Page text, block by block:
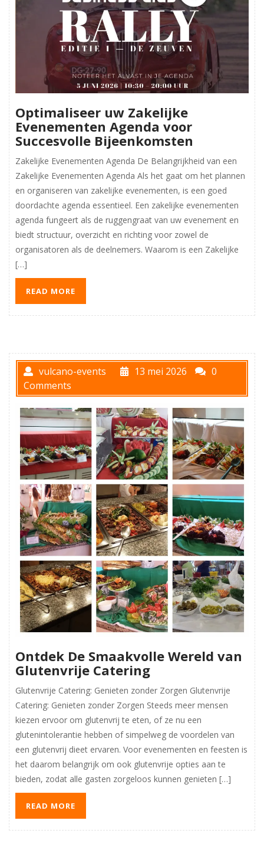
Optimaliseer uw Zakelijke
Evenementen Agenda voor
Succesvolle Bijeenkomsten
Zakelijke Evenementen Agenda De Belangrijkheid van een
Zakelijke Evenementen Agenda Als het gaat om het plannen
en organiseren van zakelijke evenementen, is een goed
doordachte agenda essentieel. Een zakelijke evenementen
agenda fungeert als de ruggengraat van uw evenement en
biedt structuur, overzicht en richting voor zowel de
organisatoren als de deelnemers. Waarom is een Zakelijke
[…]
READ MORE
vulcano-events 13 mei 2026
0
Comments
Ontdek De Smaakvolle Wereld van
Glutenvrije Catering
Glutenvrije Catering: Genieten zonder Zorgen Glutenvrije
Catering: Genieten zonder Zorgen Steeds meer mensen
kiezen ervoor om glutenvrij te eten, of ze nu een
glutenintolerantie hebben of simpelweg de voordelen van
een glutenvrij dieet ervaren. Voor evenementen en feesten is
het daarom belangrijk om ook glutenvrije opties aan te
bieden, zodat alle gasten zorgeloos kunnen genieten […]
READ MORE